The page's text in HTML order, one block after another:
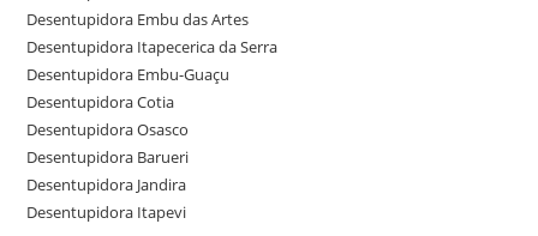
Desentupidora Embu das Artes
Desentupidora Itapecerica da Serra
Desentupidora Embu-Guaçu
Desentupidora Cotia
Desentupidora Osasco
Desentupidora Barueri
Desentupidora Jandira
Desentupidora Itapevi